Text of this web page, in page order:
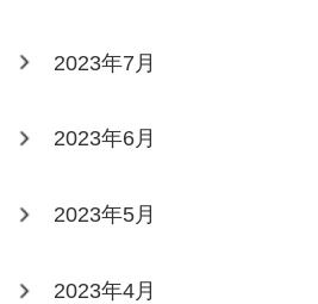
2023年7月
2023年6月
2023年5月
2023年4月